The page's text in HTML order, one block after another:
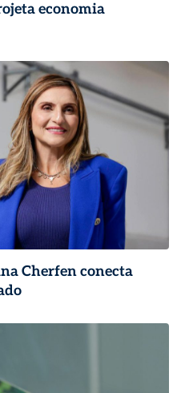
economia
Cherfen conecta